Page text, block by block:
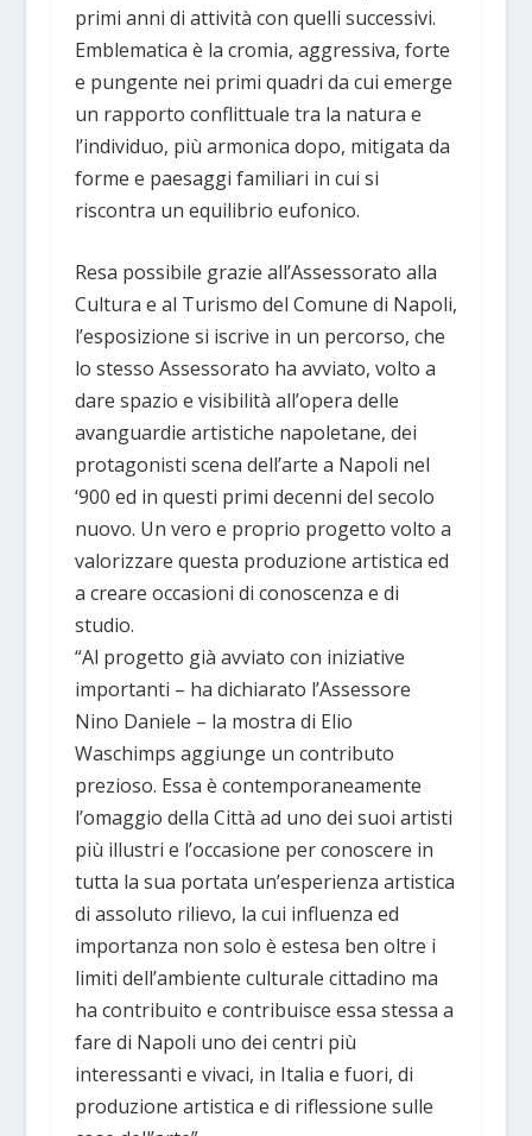
primi anni di attività con quelli successivi.
Emblematica è la cromia, aggressiva, forte
e pungente nei primi quadri da cui emerge
un rapporto conflittuale tra la natura e
l’individuo, più armonica dopo, mitigata da
forme e paesaggi familiari in cui si
riscontra un equilibrio eufonico.
Resa possibile grazie all’Assessorato alla
Cultura e al Turismo del Comune di Napoli,
l’esposizione si iscrive in un percorso, che
lo stesso Assessorato ha avviato, volto a
dare spazio e visibilità all’opera delle
avanguardie artistiche napoletane, dei
protagonisti scena dell’arte a Napoli nel
‘900 ed in questi primi decenni del secolo
nuovo. Un vero e proprio progetto volto a
valorizzare questa produzione artistica ed
a creare occasioni di conoscenza e di
studio.
“Al progetto già avviato con iniziative
importanti – ha dichiarato l’Assessore
Nino Daniele – la mostra di Elio
Waschimps aggiunge un contributo
prezioso. Essa è contemporaneamente
l’omaggio della Città ad uno dei suoi artisti
più illustri e l’occasione per conoscere in
tutta la sua portata un’esperienza artistica
di assoluto rilievo, la cui influenza ed
importanza non solo è estesa ben oltre i
limiti dell’ambiente culturale cittadino ma
ha contribuito e contribuisce essa stessa a
fare di Napoli uno dei centri più
interessanti e vivaci, in Italia e fuori, di
produzione artistica e di riflessione sulle